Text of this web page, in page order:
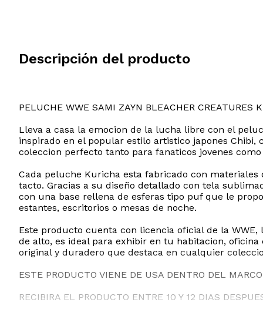
Descripción del producto
PELUCHE WWE SAMI ZAYN BLEACHER CREATURES
Lleva a casa la emocion de la lucha libre con el
inspirado en el popular estilo artistico japones
coleccion perfecto tanto para fanaticos jovenes
Cada peluche Kuricha esta fabricado con
tacto. Gracias a su diseño detallado con tela
con una base rellena de esferas tipo puf que le
estantes, escritorios o mesas de noche.
Este producto cuenta con licencia oficial de la
de alto, es ideal para exhibir en tu habitacion,
original y duradero que destaca en cualquier
ESTE PRODUCTO VIENE DE USA DENTRO DEL
RECIBIRA EL PRODUCTO ENTRE 10 Y 12 DIAS